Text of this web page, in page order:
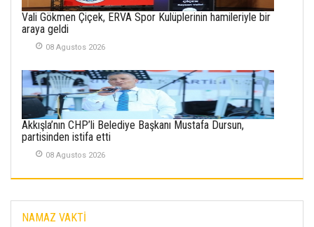
SABAHATTİN
puana Ulaştı
01 Mayis 2026
Vali Gökmen Çiçek, ERVA Spor Kulüplerinin hamileriyle bir
araya geldi
08 Agustos 2026
Akkışla’nın CHP’li Belediye Başkanı Mustafa Dursun,
partisinden istifa etti
08 Agustos 2026
NAMAZ VAKTİ